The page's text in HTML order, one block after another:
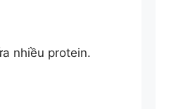
nhiều protein.